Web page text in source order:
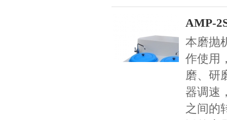
AMP-
本磨抛
作使用
磨、研
器调速
之间的